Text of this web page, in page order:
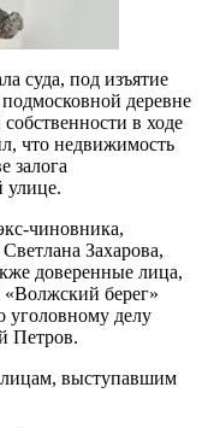
суда, под изъятие
деревне
в ходе
что недвижимость
залога
улице.
чиновника,
Захарова,
доверенные лица,
берег»
уголовному делу
Петров.
выступавшим